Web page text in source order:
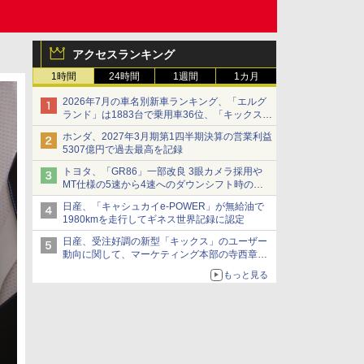
アクセスランキング
1時間 24時間 1週間 1カ月
2026年7月の車名別新車ランキング、「エルグ
ランド」は1883台で乗用車36位、「キックス」
は2591台で27位に
ホンダ、2027年3月期第1四半期決算の営業利益
5307億円で過去最高を記録
トヨタ、「GR86」一部改良 3眼カメラ採用や
MT仕様の5速から4速へのダウンシフト時の操
作性向上など
日産、「キャシュカイe-POWER」が無給油で
1980kmを走行してギネス世界記録に認定
日産、受注好調の新型「キックス」のユーザー
動向に関して、マーケティング本部の寺西章氏
もっと見る